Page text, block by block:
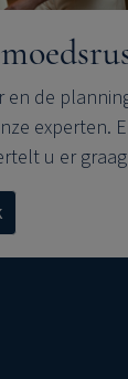
de
experten.
u er